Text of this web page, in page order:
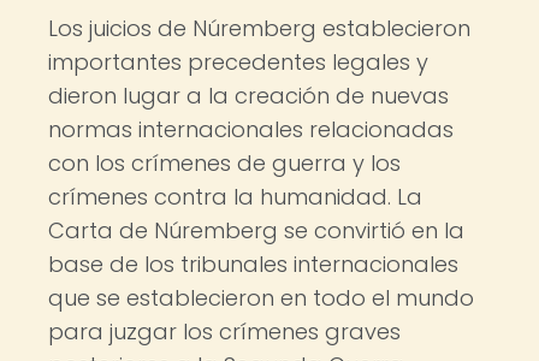
Los juicios de Núremberg establecieron
importantes precedentes legales y
dieron lugar a la creación de nuevas
normas internacionales relacionadas
con los crímenes de guerra y los
crímenes contra la humanidad. La
Carta de Núremberg se convirtió en la
base de los tribunales internacionales
que se establecieron en todo el mundo
para juzgar los crímenes graves